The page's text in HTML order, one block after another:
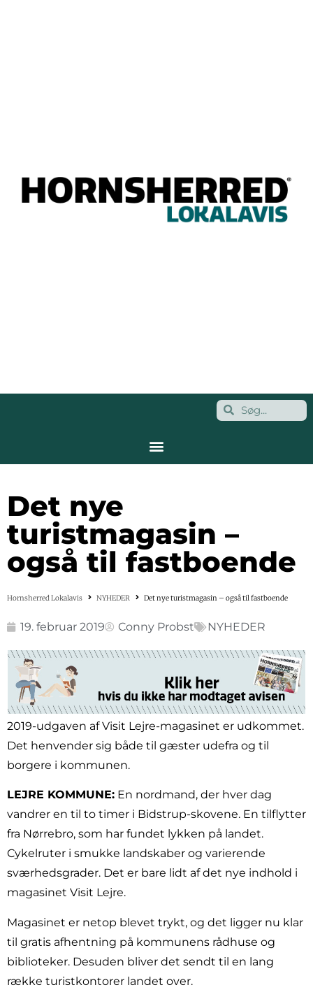
Det nye
turistmagasin –
også til fastboende
Hornsherred Lokalavis NYHEDER Det nye turistmagasin – også til fastboende
19. februar 2019 Conny Probst NYHEDER
2019-udgaven af Visit Lejre-magasinet er udkommet.
Det henvender sig både til gæster udefra og til
borgere i kommunen.
LEJRE KOMMUNE: En nordmand, der hver dag
vandrer en til to timer i Bidstrup-skovene. En tilflytter
fra Nørrebro, som har fundet lykken på landet.
Cykelruter i smukke landskaber og varierende
sværhedsgrader. Det er bare lidt af det nye indhold i
magasinet Visit Lejre.
Magasinet er netop blevet trykt, og det ligger nu klar
til gratis afhentning på kommunens rådhuse og
biblioteker. Desuden bliver det sendt til en lang
række turistkontorer landet over.